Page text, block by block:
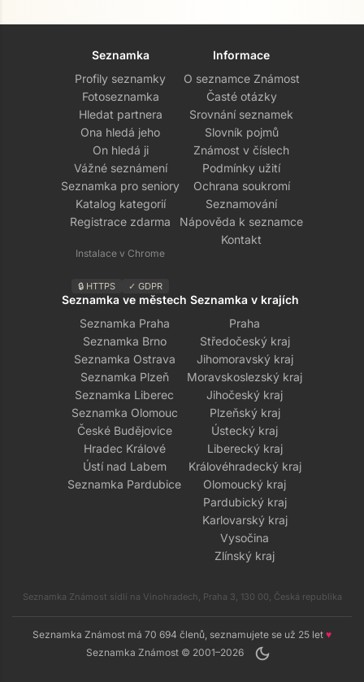
Seznamka
Profily seznamky
Fotoseznamka
Hledat partnera
Ona hledá jeho
On hledá ji
Vážné seznámení
Seznamka pro seniory
Katalog kategorií
Registrace zdarma
Instalace v Chrome
🔒 HTTPS ✓ GDPR
Informace
O seznamce Známost
Časté otázky
Srovnání seznamek
Slovník pojmů
Známost v číslech
Podmínky užití
Ochrana soukromí
Seznamování
Nápověda k seznamce
Kontakt
Seznamka ve městech
Seznamka Praha
Seznamka Brno
Seznamka Ostrava
Seznamka Plzeň
Seznamka Liberec
Seznamka Olomouc
České Budějovice
Hradec Králové
Ústí nad Labem
Seznamka Pardubice
Seznamka v krajích
Praha
Středočeský kraj
Jihomoravský kraj
Moravskoslezský kraj
Jihočeský kraj
Plzeňský kraj
Ústecký kraj
Liberecký kraj
Královéhradecký kraj
Olomoucký kraj
Pardubický kraj
Karlovarský kraj
Vysočina
Zlínský kraj
Seznamka Známost sídlí na Vinohradech, Praha 3, 130 00, Česká republika
Seznamka Známost má 70 694 členů, seznamujete se už 25 let ♥
Seznamka Známost © 2001–2026
dark_mode